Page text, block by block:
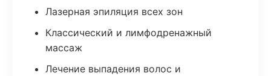
Лазерная эпиляция всех зон
Классический и лимфодренажный
массаж
Лечение выпадения волос и